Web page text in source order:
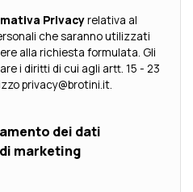
Privacyrelativa al
che saranno utilizzati
alla richiesta formulata. Gli
i diritti di cui agli artt. 15 - 23
privacy@brotini.it.
dei dati
marketing